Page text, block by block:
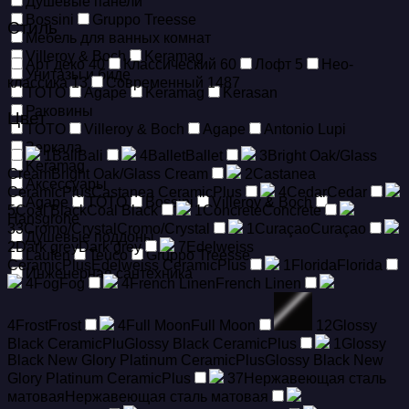
Bossini
Gruppo Treesse
Мебель для ванных комнат
Villeroy & Boch
Keramag
Унитазы и биде
TOTO
Agape Keramag
Kerasan
Раковины
TOTO
Villeroy & Boch Agape
Antonio Lupi
Зеркала
Keramag
Аксессуары
Agape
TOTO Bossini
Villeroy & Boch
Hansgrohe
Душевые поддоны
Laufen
Teuco
Gruppo Treesse
Инженерная сантехника
Стиль
Арт деко40 Классический 60 Лофт 5
Нео-
классика13 Современный 1487
Цвет
1BaliBali 4 BalletBallet 3 Bright Oak/Glass
CreamBright Oak/Glass Cream 2Castanea
CeramicPlusCastanea CeramicPlus 4CedarCedar
5Coal BlackCoal Black 1ConcreteConcrete
33Cromo/Crystal Cromo/Crystal 1 CuraçaoCuraçao
2Dark greyDark grey 7 Edelweiss
CeramicPlus Edelweiss CeramicPlus 1 Florida Florida
4FogFog 4French Linen French Linen
4 FrostFrost 4 Full Moon Full Moon 12Glossy
Black CeramicPluGlossy Black CeramicPlus 1 Glossy
Black New Glory Platinum CeramicPlusGlossy Black New
Glory Platinum CeramicPlus
37 Hержавеющая сталь
матовая Hержавеющая сталь матовая